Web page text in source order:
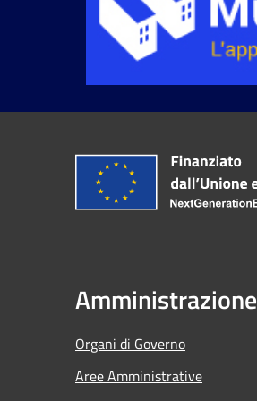
Amministrazione
Organi di Governo
Aree Amministrative